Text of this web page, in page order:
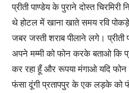
प्रीती पाण्डेय के पुराने दोस्त
थे होटल में खाना खाते समय रवि
जबर जस्ती शराब पीलाने लगे। प्रीती
अपने मम्मी को फोन करके बताओ कि
कर रहा हूँ और रूपया मंगाओ यदि फोन
फंसा दूंगी प्रतापपुर के एक लड़के को